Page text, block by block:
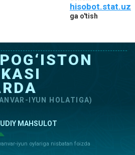
hisobot.stat.uz
ga o'tish
IYUN HOLATIGA)
MAHSULOT
iyun oylariga nisbatan foizda